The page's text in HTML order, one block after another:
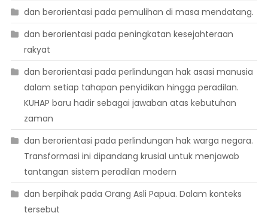
dan berorientasi pada pemulihan di masa mendatang.
dan berorientasi pada peningkatan kesejahteraan
rakyat
dan berorientasi pada perlindungan hak asasi manusia
dalam setiap tahapan penyidikan hingga peradilan.
KUHAP baru hadir sebagai jawaban atas kebutuhan
zaman
dan berorientasi pada perlindungan hak warga negara.
Transformasi ini dipandang krusial untuk menjawab
tantangan sistem peradilan modern
dan berpihak pada Orang Asli Papua. Dalam konteks
tersebut